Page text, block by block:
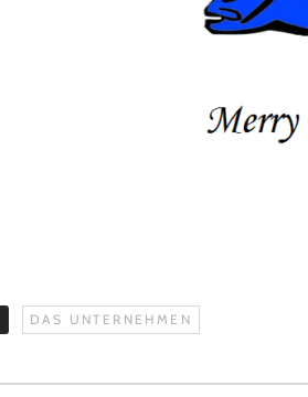
DAS UNTERNEHMEN